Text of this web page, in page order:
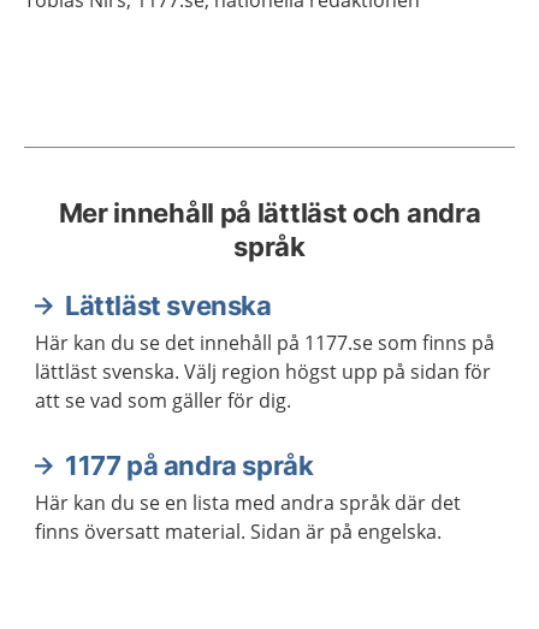
Mer innehåll på lättläst och andra
språk
Lättläst svenska
Här kan du se det innehåll på 1177.se som finns på
lättläst svenska. Välj region högst upp på sidan för
att se vad som gäller för dig.
1177 på andra språk
Här kan du se en lista med andra språk där det
finns översatt material. Sidan är på engelska.